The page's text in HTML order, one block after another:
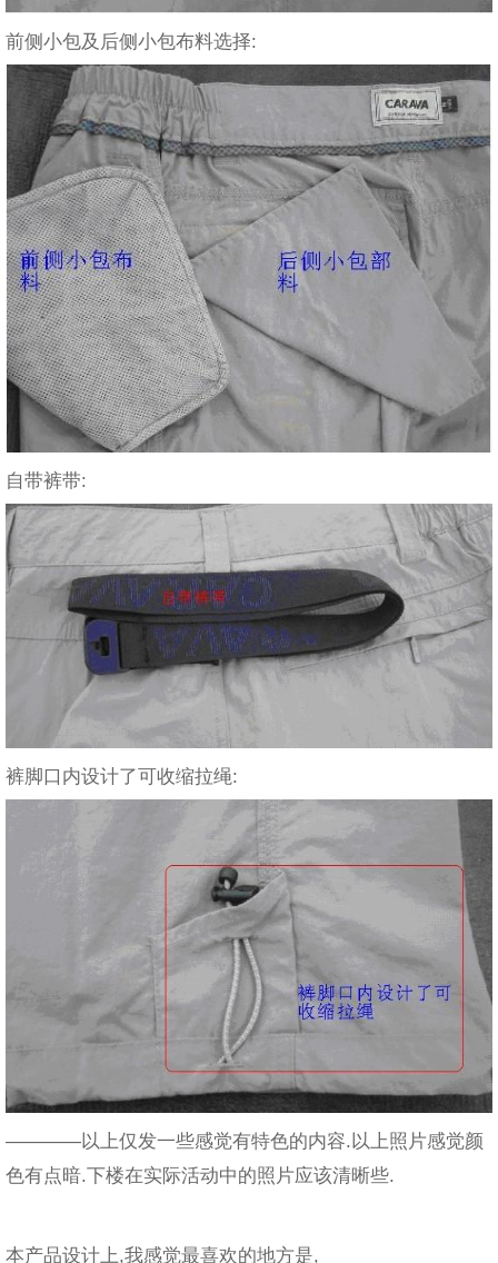
前侧小包及后侧小包布料选择:
自带裤带:
裤脚口内设计了可收缩拉绳:
————以上仅发一些感觉有特色的内容.以上照片感觉颜
色有点暗.下楼在实际活动中的照片应该清晰些.
本产品设计上,我感觉最喜欢的地方是,